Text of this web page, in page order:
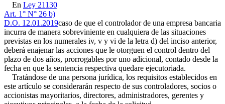
En Ley 21130
Art. 1° N° 26 b)
D.O. 12.01.2019caso de que el controlador de una empresa bancaria
incurra de manera sobreviniente en cualquiera de las situaciones
previstas en los numerales iv, v y vi de la letra d) del inciso anterior,
deberá enajenar las acciones que le otorguen el control dentro del
plazo de dos años, prorrogables por uno adicional, contado desde la
fecha en que la sentencia respectiva quedare ejecutoriada.
Tratándose de una persona jurídica, los requisitos establecidos en
este artículo se considerarán respecto de sus controladores, socios o
accionistas mayoritarios, directores, administradores, gerentes y